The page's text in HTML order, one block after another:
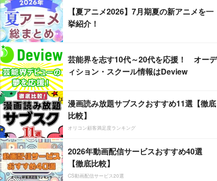
【夏アニメ2026】7月期夏の新アニメを一
挙紹介！
芸能界を志す10代～20代を応援！ オーデ
ィション・スクール情報はDeview
漫画読み放題サブスクおすすめ11選【徹底
比較】
オリコン顧客満足度ランキング
2026年動画配信サービスおすすめ40選
【徹底比較】
CS動画配信サービス20選